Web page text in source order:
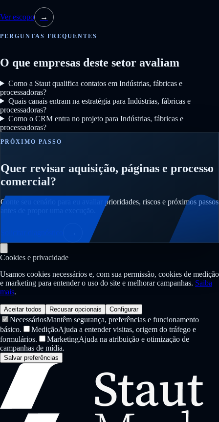
Ver escopo →
PERGUNTAS FREQUENTES
O que empresas deste setor avaliam
Como a Staut qualifica contatos em Indústrias, fábricas e
processadoras?
Quais canais entram na estratégia para Indústrias, fábricas e
processadoras?
Como o CRM entra no projeto para Indústrias, fábricas e
processadoras?
PRÓXIMO PASSO
Quer revisar aquisição, páginas e processo
comercial?
Conte seu cenário para eu avaliar prioridades, riscos e próximos passos
Cookies e privacidade
Usamos cookies necessários e, com sua permissão, cookies de medição
e marketing para entender o uso do site e melhorar campanhas. Saiba
mais.
Aceitar todos Recusar opcionais Configurar
NecessáriosMantêm segurança, preferências e funcionamento
básico.
MediçãoAjuda a entender visitas, origem do tráfego e
formulários.
MarketingAjuda na atribuição e otimização de
campanhas de mídia.
Salvar preferências